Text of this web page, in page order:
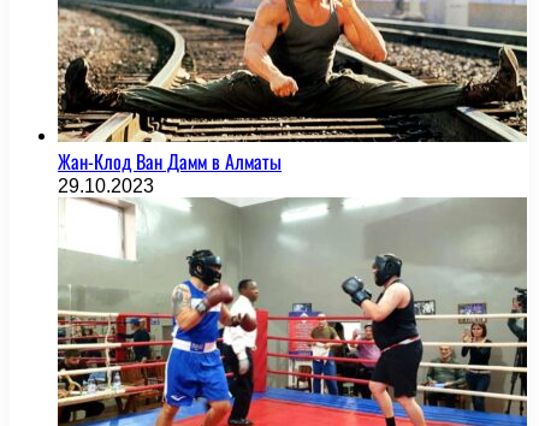
Жан-Клод Ван Дамм в Алматы
29.10.2023